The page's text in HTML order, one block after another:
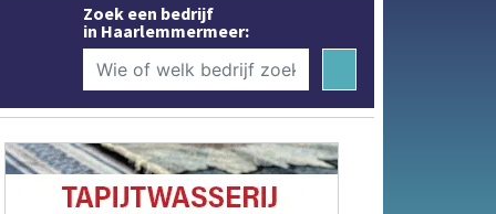
Zoek een bedrijf
in Haarlemmermeer: